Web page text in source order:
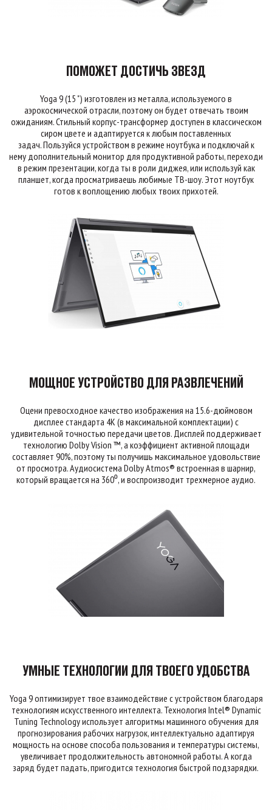
ПОМОЖЕТ ДОСТИЧЬ ЗВЕЗД
Yoga 9 (15 ") изготовлен из металла, используемого в
аэрокосмической отрасли, поэтому он будет отвечать твоим
ожиданиям. Стильный корпус-трансформер доступен в классическом
сиром цвете и адаптируется к любым поставленных
задач. Пользуйся устройством в режиме ноутбука и подключай к
нему дополнительный монитор для продуктивной работы, переходи
в режим презентации, когда ты в роли диджея, или используй как
планшет, когда просматриваешь любимые ТВ-шоу. Этот ноутбук
готов к воплощению любых твоих прихотей.
МОЩНОЕ УСТРОЙСТВО ДЛЯ РАЗВЛЕЧЕНИЙ
Оцени превосходное качество изображения на 15.6-дюймовом
дисплее стандарта 4К (в максимальной комплектации) с
удивительной точностью передачи цветов. Дисплей поддерживает
технологию Dolby Vision ™, а коэффициент активной площади
составляет 90%, поэтому ты получишь максимальное удовольствие
от просмотра. Аудиосистема Dolby Atmos® встроенная в шарнир,
который вращается на 360⁰, и воспроизводит трехмерное аудио.
УМНЫЕ ТЕХНОЛОГИИ ДЛЯ ТВОЕГО УДОБСТВА
Yoga 9 оптимизирует твое взаимодействие с устройством благодаря
технологиям искусственного интеллекта. Технология Intel® Dynamic
Tuning Technology использует алгоритмы машинного обучения для
прогнозирования рабочих нагрузок, интеллектуально адаптируя
мощность на основе способа пользования и температуры системы,
увеличивает продолжительность автономной работы. А когда
заряд будет падать, пригодится технология быстрой подзарядки.